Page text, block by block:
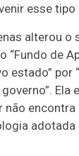
esse tipo
alterou o
“Fundo de
estado” por
Ela
não
adotada